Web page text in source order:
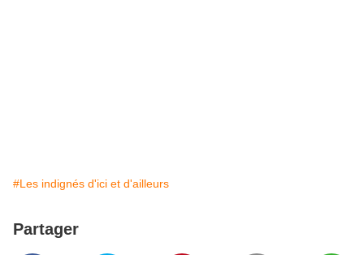
#Les indignés d'ici et d'ailleurs
Partager